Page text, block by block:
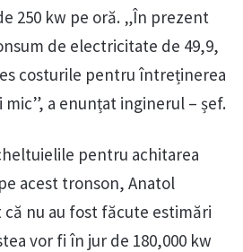
250 kw pe oră. „În prezent
de electricitate de 49,9,
costurile pentru întreținerea
a enunțat inginerul – șef.
pentru achitarea
acest tronson, Anatol
nu au fost făcute estimări
vor fi în jur de 180,000 kw